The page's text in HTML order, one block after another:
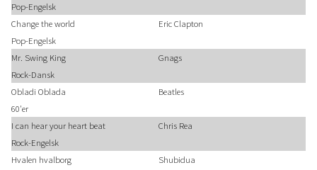
Pop-Engelsk
Change the world
Eric Clapton
Pop-Engelsk
Mr. Swing King
Gnags
Rock-Dansk
Obladi Oblada
Beatles
60'er
I can hear your heart beat
Chris Rea
Rock-Engelsk
Hvalen hvalborg
Shubidua